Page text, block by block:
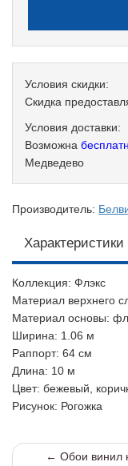
Условия скидки:
Скидка
Условия доставки:
Возможна
Медведево
Производитель:
Характеристики
Коллекция: Флэкс
Материал верхнего
Материал основы:
Ширина: 1.06 м
Раппорт: 64 см
Длина: 10 м
Цвет: бежевый,
Рисунок: Рогожка
← Обои винил